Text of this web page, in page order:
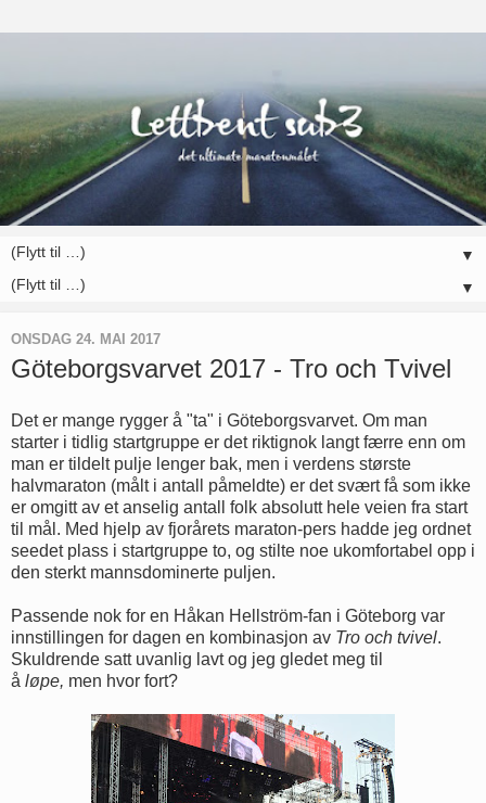
▼
▼
ONSDAG 24. MAI 2017
Göteborgsvarvet 2017 - Tro och Tvivel
Det er mange rygger å "ta" i Göteborgsvarvet. Om man
starter i tidlig startgruppe er det riktignok langt færre enn om
man er tildelt pulje lenger bak, men i verdens største
halvmaraton (målt i antall påmeldte) er det svært få som ikke
er omgitt av et anselig antall folk absolutt hele veien fra start
til mål. Med hjelp av fjorårets maraton-pers hadde jeg ordnet
seedet plass i startgruppe to, og stilte noe ukomfortabel opp i
den sterkt mannsdominerte puljen.
Passende nok for en Håkan Hellström-fan i Göteborg var
innstillingen for dagen en kombinasjon av Tro och tvivel.
Skuldrende satt uvanlig lavt og jeg gledet meg til
å løpe, men hvor fort?